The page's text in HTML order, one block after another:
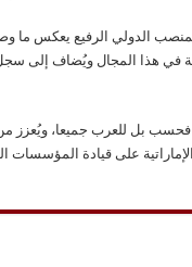
الدولي الرفيع يعكس ما
في هذا المجال ويُضاف إلى
بل للعرب جميعا، ويُعزز
على قيادة المؤسسات